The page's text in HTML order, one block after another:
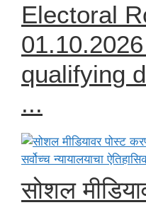
Electoral
qualifying
...
सोशल